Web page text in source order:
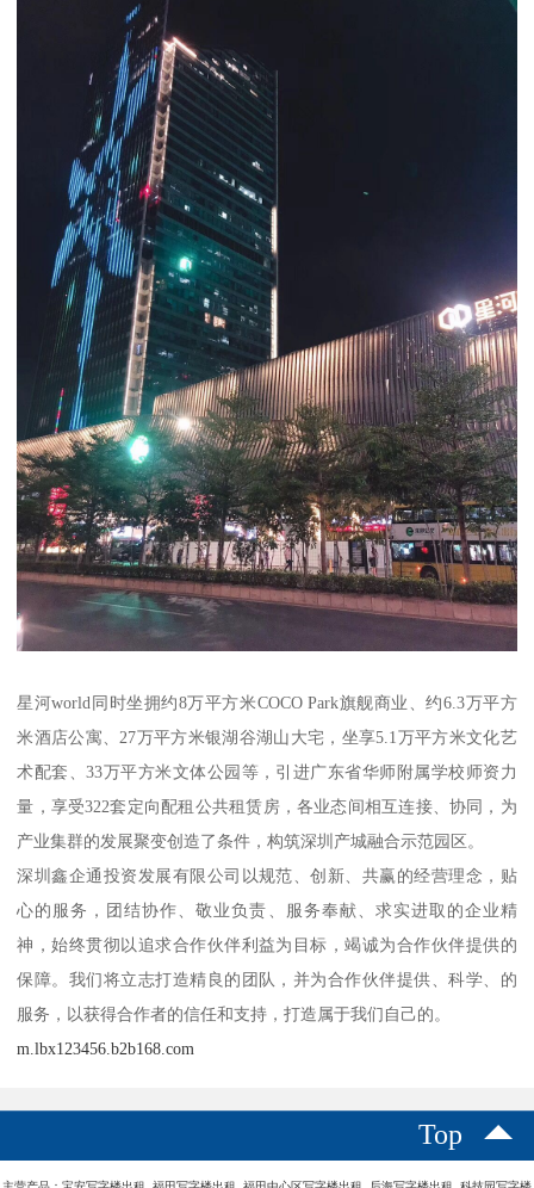
星河world同时坐拥约8万平方米COCO Park旗舰商业、约6.3万平方
米酒店公寓、27万平方米银湖谷湖山大宅，坐享5.1万平方米文化艺
术配套、33万平方米文体公园等，引进广东省华师附属学校师资力
量，享受322套定向配租公共租赁房，各业态间相互连接、协同，为
产业集群的发展聚变创造了条件，构筑深圳产城融合示范园区。
深圳鑫企通投资发展有限公司以规范、创新、共赢的经营理念，贴
心的服务，团结协作、敬业负责、服务奉献、求实进取的企业精
神，始终贯彻以追求合作伙伴利益为目标，竭诚为合作伙伴提供的
保障。我们将立志打造精良的团队，并为合作伙伴提供、科学、的
服务，以获得合作者的信任和支持，打造属于我们自己的。
m.lbx123456.b2b168.com
Top